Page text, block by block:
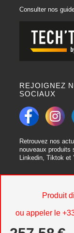
Produit
ou appeler le
Consulter nos
REJOIGNEZ
SOCIAUX
Retrouvez nos
nouveaux produits
Linkedin, Tiktok et